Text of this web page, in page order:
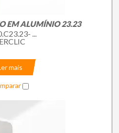
EM ALUMÍNIO 23.23
...
mais